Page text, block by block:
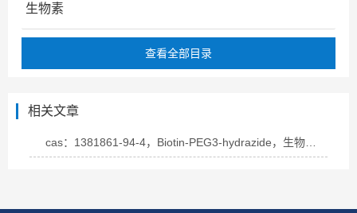
生物素
查看全部目录
相关文章